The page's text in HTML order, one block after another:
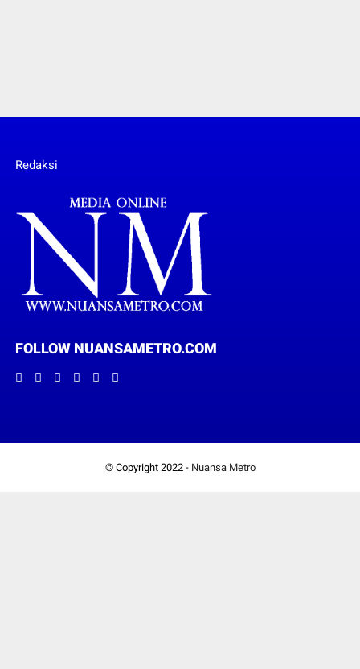
Redaksi
FOLLOW NUANSAMETRO.COM
© Copyright 2022 - Nuansa Metro